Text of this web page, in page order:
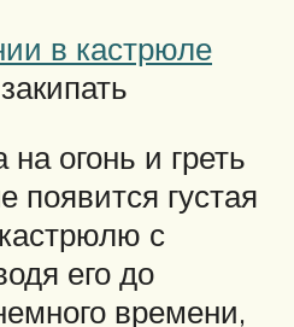
в кастрюле
огонь и греть
появится густая
с
его до
времени,